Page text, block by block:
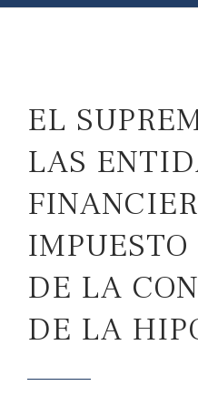
EL
LAS
DE LA
DE LA